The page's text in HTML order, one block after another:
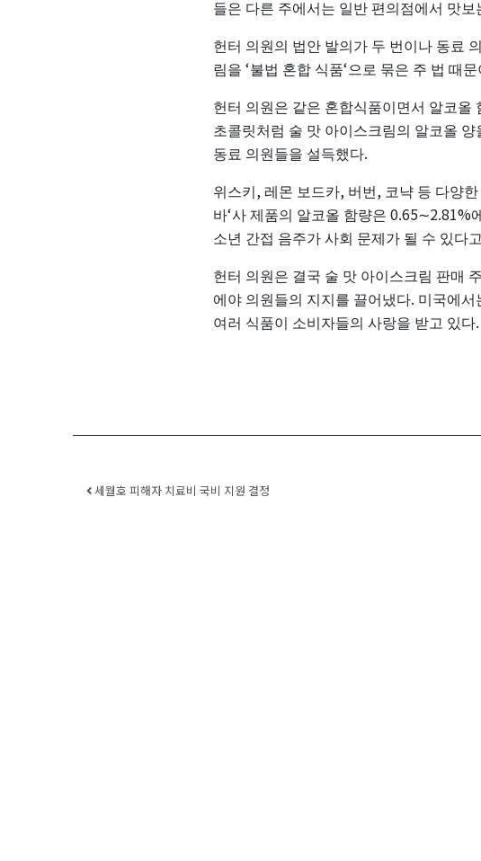
들은 다른 주에서는 일반 편의점에서 맛보
헌터 의원의 법안 발의가 두 번이나 동료
림을 ‘불법 혼합 식품‘으로 묶은 주 법 때문
헌터 의원은 같은 혼합식품이면서 알코올
초콜릿처럼 술 맛 아이스크림의 알코올 양
동료 의원들을 설득했다.
위스키 , 레몬 보드카, 버번 , 코냑 등 다양한
바‘사 제품의 알코올 함량은 0.65∼2.81%에
소년 간접 음주가 사회 문제가 될 수 있다고
헌터 의원은 결국 술 맛 아이스크림 판매
에야 의원들의 지지를 끌어냈다. 미국에서
여러 식품이 소비자들의 사랑을 받고 있다.
Post navigation
세월호 피해자 치료비 국비 지원 결정